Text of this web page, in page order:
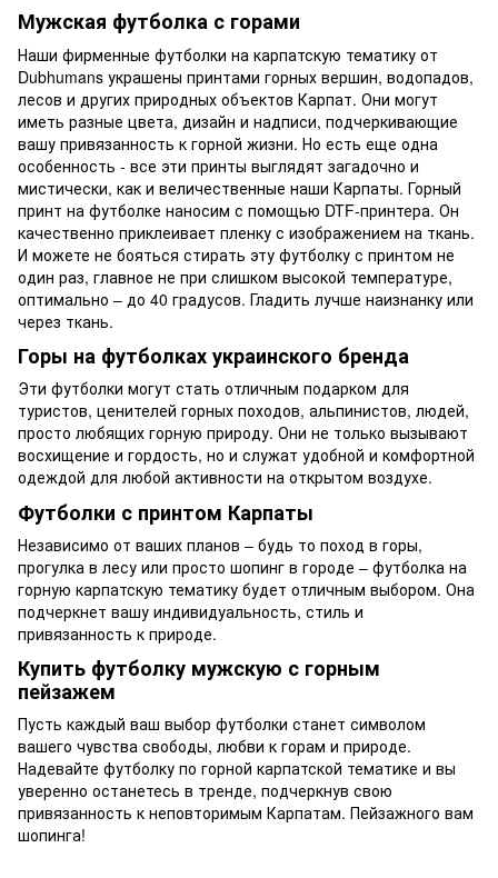
Мужская футболка с горами
Наши фирменные футболки на карпатскую тематику от
Dubhumans украшены принтами горных вершин, водопадов,
лесов и других природных объектов Карпат. Они могут
иметь разные цвета, дизайн и надписи, подчеркивающие
вашу привязанность к горной жизни. Но есть еще одна
особенность - все эти принты выглядят загадочно и
мистически, как и величественные наши Карпаты. Горный
принт на футболке наносим с помощью DTF-принтера. Он
качественно приклеивает пленку с изображением на ткань.
И можете не бояться стирать эту футболку с принтом не
один раз, главное не при слишком высокой температуре,
оптимально – до 40 градусов. Гладить лучше наизнанку или
через ткань.
Горы на футболках украинского бренда
Эти футболки могут стать отличным подарком для
туристов, ценителей горных походов, альпинистов, людей,
просто любящих горную природу. Они не только вызывают
восхищение и гордость, но и служат удобной и комфортной
одеждой для любой активности на открытом воздухе.
Футболки с принтом Карпаты
Независимо от ваших планов – будь то поход в горы,
прогулка в лесу или просто шопинг в городе – футболка на
горную карпатскую тематику будет отличным выбором. Она
подчеркнет вашу индивидуальность, стиль и
привязанность к природе.
Купить футболку мужскую с горным
пейзажем
Пусть каждый ваш выбор футболки станет символом
вашего чувства свободы, любви к горам и природе.
Надевайте футболку по горной карпатской тематике и вы
уверенно останетесь в тренде, подчеркнув свою
привязанность к неповторимым Карпатам. Пейзажного вам
шопинга!